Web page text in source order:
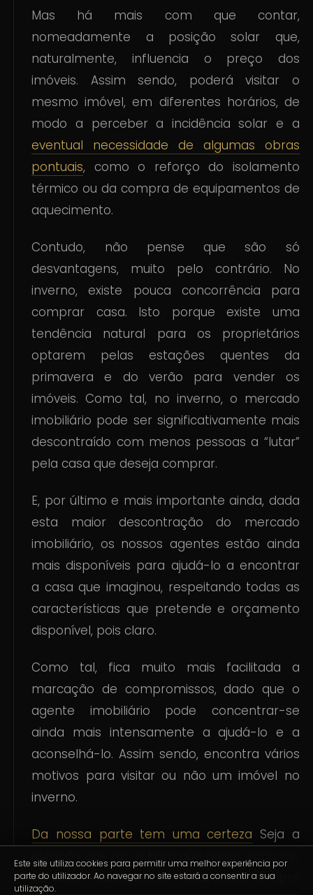
Mas há mais com que contar,
nomeadamente a posição solar que,
naturalmente, influencia o preço dos
imóveis. Assim sendo, poderá visitar o
mesmo imóvel, em diferentes horários, de
modo a perceber a incidência solar e a
eventual necessidade de algumas obras
pontuais, como o reforço do isolamento
térmico ou da compra de equipamentos de
aquecimento.
Contudo, não pense que são só
desvantagens, muito pelo contrário. No
inverno, existe pouca concorrência para
comprar casa. Isto porque existe uma
tendência natural para os proprietários
optarem pelas estações quentes da
primavera e do verão para vender os
imóveis. Como tal, no inverno, o mercado
imobiliário pode ser significativamente mais
descontraído com menos pessoas a “lutar”
pela casa que deseja comprar.
E, por último e mais importante ainda, dada
esta maior descontração do mercado
imobiliário, os nossos agentes estão ainda
mais disponíveis para ajudá-lo a encontrar
a casa que imaginou, respeitando todas as
características que pretende e orçamento
disponível, pois claro.
Como tal, fica muito mais facilitada a
marcação de compromissos, dado que o
agente imobiliário pode concentrar-se
ainda mais intensamente a ajudá-lo e a
aconselhá-lo. Assim sendo, encontra vários
motivos para visitar ou não um imóvel no
inverno.
Da nossa parte tem uma certeza Seja a
estação que for, à hora que quiser, faça frio
ou calor, chuva ou sol, estaremos sempre
Este site utiliza cookies para permitir uma melhor experiência por
parte do utilizador. Ao navegar no site estará a consentir a sua
utilização.